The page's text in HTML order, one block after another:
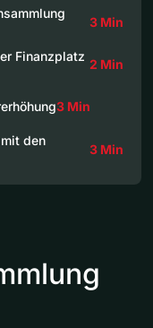
3 Min
Finanzplatz
2 Min
3 Min
den
3 Min